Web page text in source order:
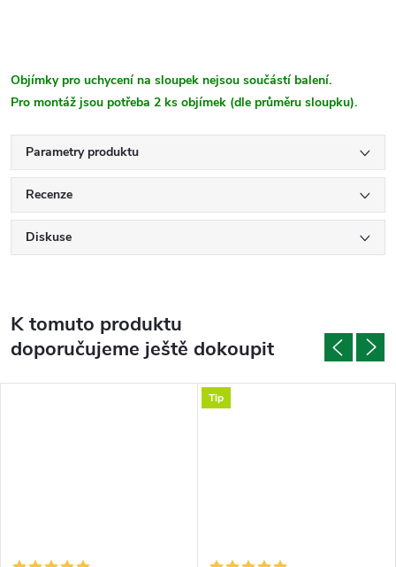
Objímky pro uchycení na sloupek nejsou součástí balení.
Pro montáž jsou potřeba 2 ks objímek (dle průměru sloupku).
Parametry produktu
Recenze
Diskuse
K tomuto produktu
doporučujeme ještě dokoupit
Tip